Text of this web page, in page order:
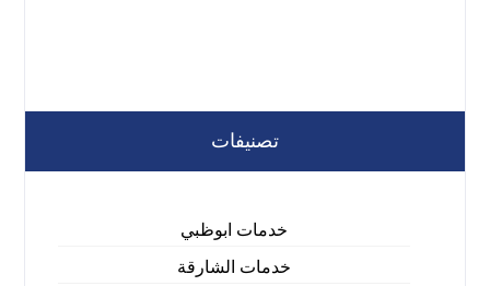
تصنيفات
خدمات ابوظبي
خدمات الشارقة